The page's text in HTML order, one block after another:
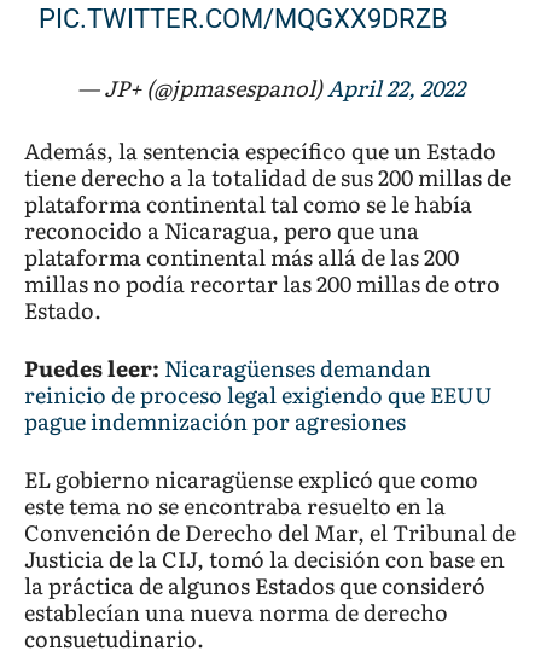
PIC.TWITTER.COM/MQGXX9DRZB
— JP+ (@jpmasespanol)April 22, 2022
Además, la sentencia específico que un Estado
tiene derecho a la totalidad de sus 200 millas de
plataforma continental tal como se le había
reconocido a Nicaragua, pero que una
plataforma continental más allá de las 200
millas no podía recortar las 200 millas de otro
Estado.
Puedes leer: Nicaragüenses demandan
reinicio de proceso legal exigiendo que EEUU
pague indemnización por agresiones
EL gobierno nicaragüense explicó que como
este tema no se encontraba resuelto en la
Convención de Derecho del Mar, el Tribunal de
Justicia de la CIJ, tomó la decisión con base en
la práctica de algunos Estados que consideró
establecían una nueva norma de derecho
consuetudinario.